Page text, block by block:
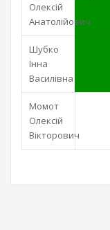
Олексій
Анатолійович
Шубко
Інна
Василівна
Момот
Олексій
Вікторович